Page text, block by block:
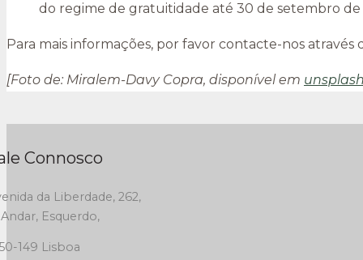
do regime de gratuitidade até 30 de setembro de
Para mais informações, por favor contacte-nos
[Foto de: Miralem-Davy Copra, disponível em
Connosco
da Liberdade, 262,
Andar, Esquerdo,
149 Lisboa